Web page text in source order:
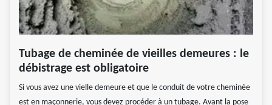
Tubage de cheminée de vieilles demeures : le
débistrage est obligatoire
Si vous avez une vielle demeure et que le conduit de votre cheminée
est en maçonnerie, vous devez procéder à un tubage. Avant la pose